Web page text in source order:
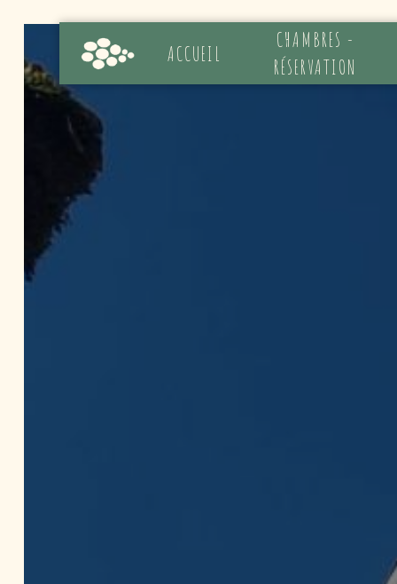
ACCUEIL
CHAMBRES -
RÉSERVATION